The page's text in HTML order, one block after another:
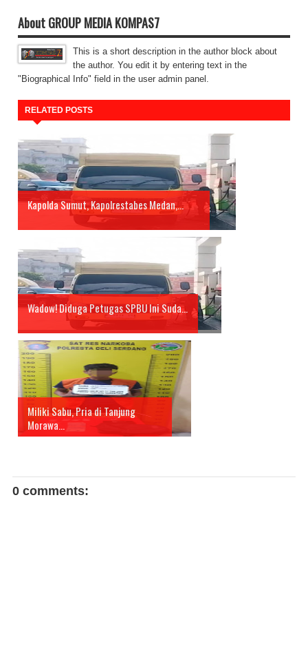
About GROUP MEDIA KOMPAS7
This is a short description in the author block about
the author. You edit it by entering text in the
"Biographical Info" field in the user admin panel.
RELATED POSTS
Kapolda Sumut, Kapolrestabes Medan,...
Wadow! Diduga Petugas SPBU Ini Suda...
Miliki Sabu, Pria di Tanjung
Morawa...
0 comments: